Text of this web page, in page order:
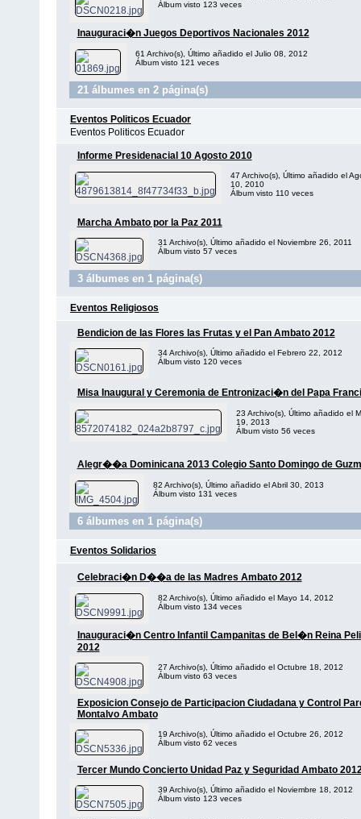
Álbum visto 123 veces
Inauguraci�n Juegos Deportivos Nacionales 2012
61 Archivo(s), Último añadido el Julio 08, 2012
Álbum visto 121 veces
21 álbumes en 2 página(s)
Eventos Politicos Ecuador
Eventos Politicos Ecuador
Informe Presidenacial 10 Agosto 2010
47 Archivo(s), Último añadido el
10, 2010
Álbum visto 110 veces
Marcha Ambato por la Paz 2011
31 Archivo(s), Último añadido el Noviembre 26, 2011
Álbum visto 57 veces
3 álbumes en 1 página(s)
Eventos Religiosos
Bendicion de las Flores las Frutas y el Pan Ambato 2012
34 Archivo(s), Último añadido el Febrero 22, 2012
Álbum visto 120 veces
Misa Inaugural y Ceremonia de Entronizaci�n del Papa
23 Archivo(s), Último añadido el
19, 2013
Álbum visto 56 veces
Alegr��a Dominicana 2013 Colegio Santo Domingo de
82 Archivo(s), Último añadido el Abril 30, 2013
Álbum visto 131 veces
6 álbumes en 1 página(s)
Eventos Solidarios
Celebraci�n D��a de las Madres Ambato 2012
82 Archivo(s), Último añadido el Mayo 14, 2012
Álbum visto 134 veces
Inauguraci�n Centro Infantil Campanitas de Bel�n Reina
2012
27 Archivo(s), Último añadido el Octubre 18, 2012
Álbum visto 63 veces
Exposicion Consejo de Participacion Ciudadana y Control
Montalvo Ambato
19 Archivo(s), Último añadido el Octubre 26, 2012
Álbum visto 62 veces
Tercer Mundo Concierto Unidad Paz y Seguridad Ambato
39 Archivo(s), Último añadido el Noviembre 18, 2012
Álbum visto 123 veces